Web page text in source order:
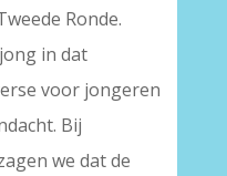
Ronde.
in dat
voor jongeren
Bij
we dat de